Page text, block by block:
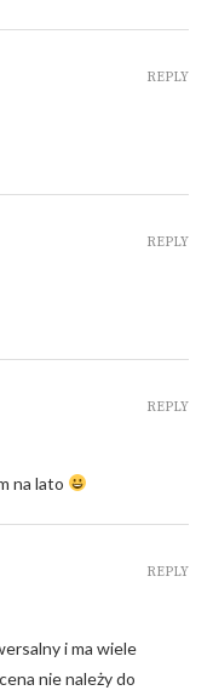
REPLY
REPLY
na lato
REPLY
i ma wiele
nie należy do
REPLY